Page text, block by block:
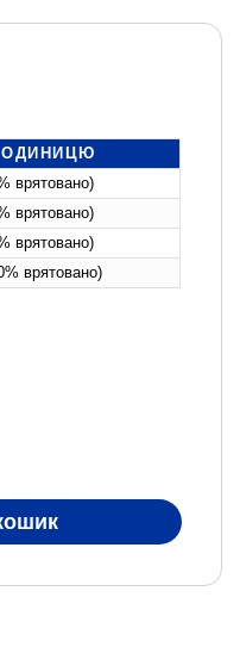
ОДИНИЦЮ
врятовано)
врятовано)
врятовано)
врятовано)